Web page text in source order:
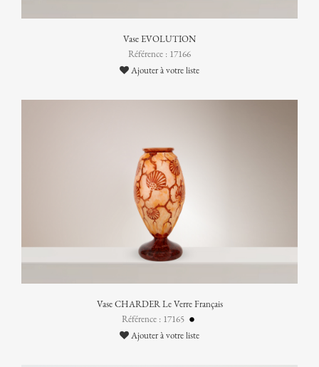
Vase EVOLUTION
Référence : 17166
Ajouter à votre liste
Vase CHARDER Le Verre Français
Référence : 17165
Ajouter à votre liste